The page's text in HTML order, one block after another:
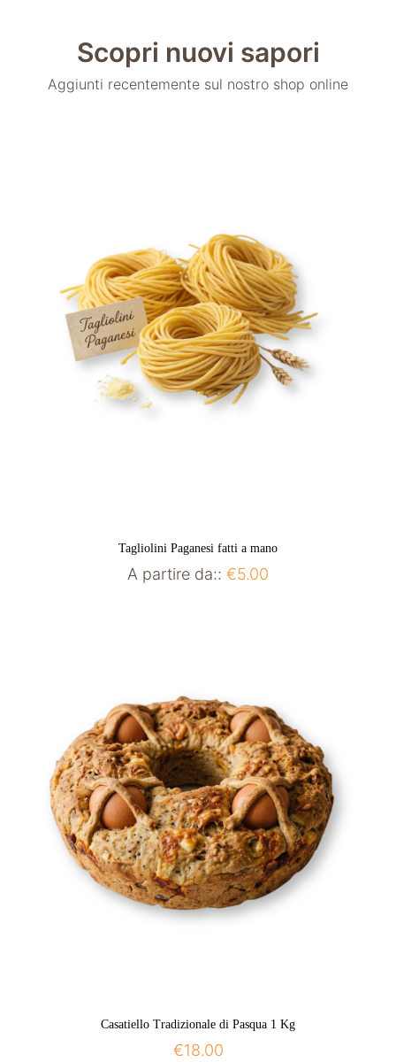
Scopri nuovi sapori
Aggiunti recentemente sul nostro shop online
Tagliolini Paganesi fatti a mano
A partire da:: €5.00
Casatiello Tradizionale di Pasqua 1 Kg
€18.00